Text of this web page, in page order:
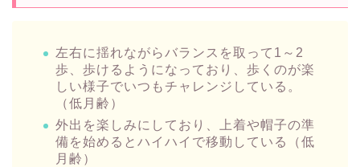
左右に揺れながらバランスを取って1～2
歩、歩けるようになっており、歩くのが楽
しい様子でいつもチャレンジしている。
（低月齢）
外出を楽しみにしており、上着や帽子の準
備を始めるとハイハイで移動している（低
月齢）